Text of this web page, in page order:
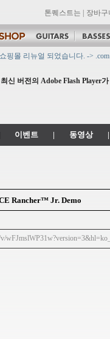
톤퀘스트는 장바구
핑몰 리뉴얼 되었습니다. ->
] Gretsch, Jackson 대리점 모집
석 영업 시간 & 배송 공지
신 버전의 Adobe Flash Player
이벤트 | 동영상 |
Rancher™ Jr. Demo